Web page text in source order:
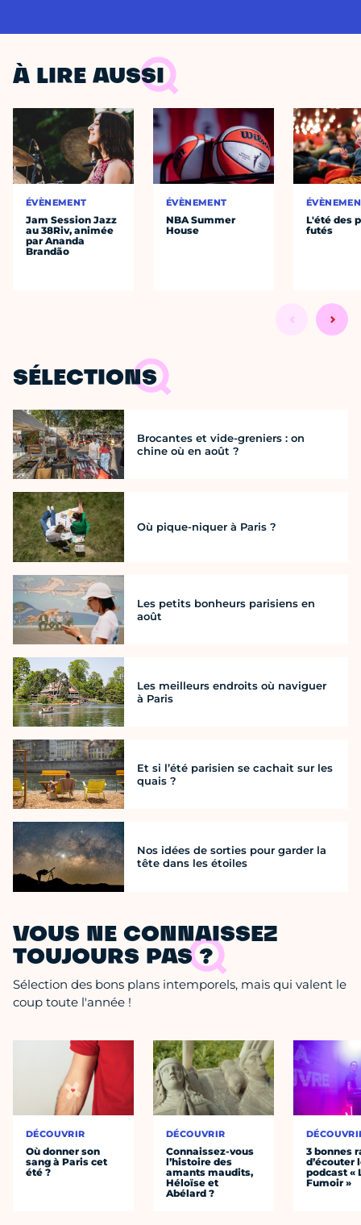
À LIRE AUSSI
ÉVÈNEMENT
Jam Session Jazz
au 38Riv, animée
par Ananda
Brandão
ÉVÈNEMENT
NBA Summer
House
L'été des
futés
SÉLECTIONS
Brocantes et vide-greniers : on
chine où en août ?
Où pique-niquer à Paris ?
Les petits bonheurs parisiens en
août
Les meilleurs endroits où naviguer
à Paris
Et si l’été parisien se cachait sur les
quais ?
Nos idées de sorties pour garder la
tête dans les étoiles
VOUS NE CONNAISSEZ
TOUJOURS PAS ?
Sélection des bons plans intemporels, mais qui valent le
coup toute l'année !
DÉCOUVRIR
Où donner son
sang à Paris cet
été ?
DÉCOUVRIR
Connaissez-vous
l’histoire des
amants maudits,
Héloïse et
Abélard ?
3 bonnes
d’écouter
podcast «
Fumoir »